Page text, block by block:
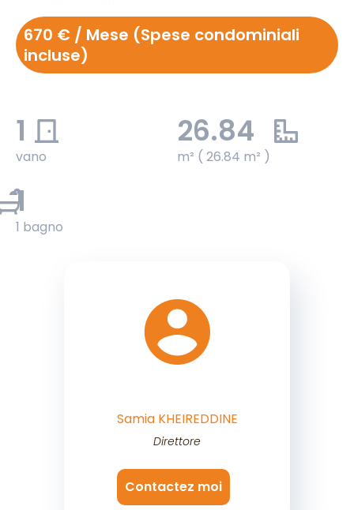
670 € / Mese (Spese condominiali
incluse)
1
vano
26.84
m² ( 26.84 m² )
1
1 bagno
Samia KHEIREDDINE
Direttore
Contactez moi